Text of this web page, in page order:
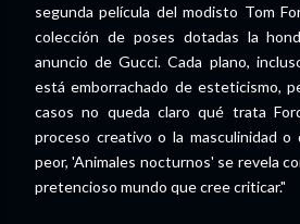
segunda película del modisto Tom
colección de poses dotadas la
anuncio de Gucci. Cada plano,
está emborrachado de esteticismo,
casos no queda claro qué trata
proceso creativo o la masculinidad o
peor, 'Animales nocturnos' se revela
pretencioso mundo que cree criticar."